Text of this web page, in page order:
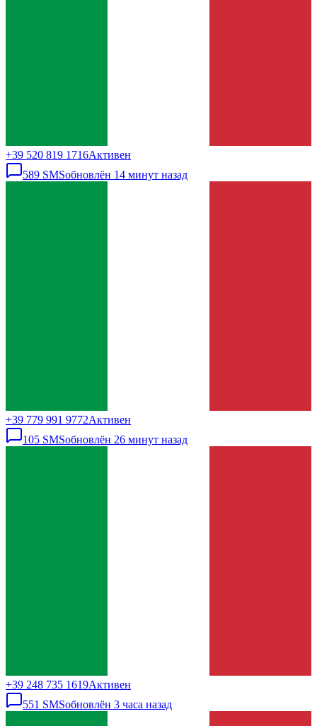
+39 520 819 1716Активен
589 SMSобновлён 14 минут назад
+39 779 991 9772Активен
105 SMSобновлён 26 минут назад
+39 248 735 1619Активен
551 SMSобновлён 3 часа назад